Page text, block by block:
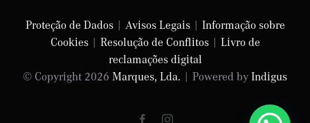
Proteção de Dados| Avisos Legais| Informação sobre
Cookies| Resolução de Conflitos| Livro de
reclamações digital
© Copyright 2026 Marques, Lda. | Powered byIndigus
FacebookInstagram